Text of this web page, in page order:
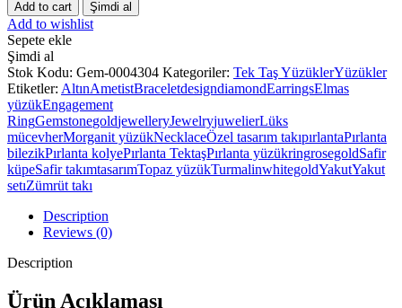
Sonsuz
Bağlılık,
Tek
Bir
Taşta
Saklı
0,30
Ct
G
quantity
Add to cart Şimdi al
Add to wishlist
Sepete ekle
Şimdi al
Stok Kodu: Gem-0004304 Kategoriler: Tek Taş YüzüklerYüzükler
Etiketler: AltınAmetistBraceletdesigndiamondEarringsElmas
yüzükEngagement
RingGemstonegoldjewelleryJewelryjuwelierLüks
mücevherMorganit yüzükNecklaceÖzel tasarım takıpırlantaPırlanta
bilezikPırlanta kolyePırlanta TektaşPırlanta yüzükringrosegoldSafir
küpeSafir takımtasarımTopaz yüzükTurmalinwhitegoldYakutYakut
setıZümrüt takı
Description
Reviews (0)
Description
Ürün Açıklaması